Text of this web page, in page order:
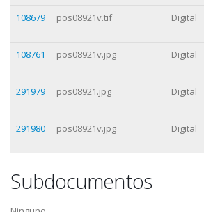
108679
pos08921v.tif Digital
108761
pos08921v.jpg Digital
291979
pos08921.jpg Digital
291980
pos08921v.jpg Digital
Subdocumentos